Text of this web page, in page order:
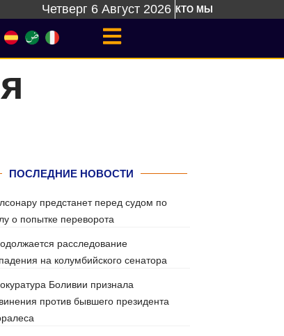
Четверг 6 Август 2026 КТО МЫ
ПОСЛЕДНИЕ НОВОСТИ
предстанет перед судом по
о попытке переворота
расследование
на колумбийского сенатора
Боливии признала
против бывшего президента